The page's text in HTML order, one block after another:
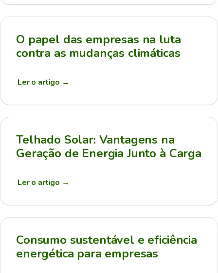
O papel das empresas na luta
contra as mudanças climáticas
Ler o artigo →
Telhado Solar: Vantagens na
Geração de Energia Junto à Carga
Ler o artigo →
Consumo sustentável e eficiência
energética para empresas